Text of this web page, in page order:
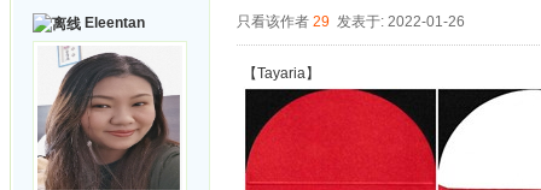
Eleentan 只看该作者 29 发表于: 2022-01-26
【Tayaria】